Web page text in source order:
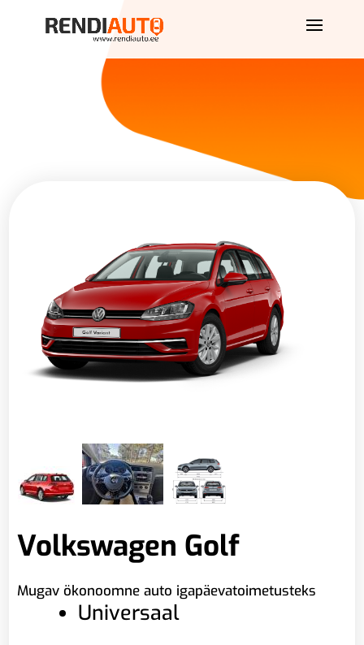
Volkswagen Golf
Mugav ökonoomne auto igapäevatoimetusteks
Universaal